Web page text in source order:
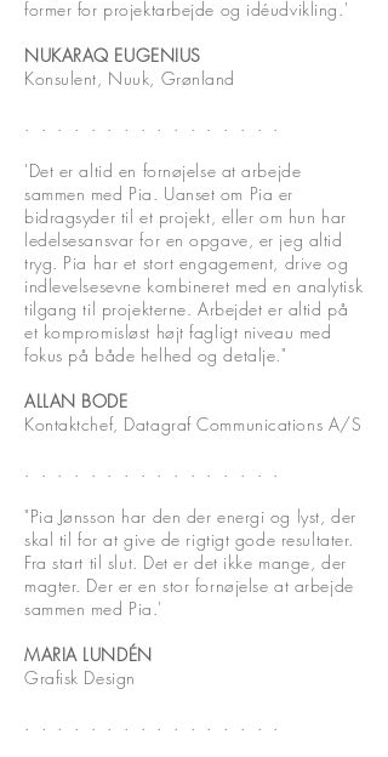
former for projektarbejde og idéudvikling.'
NUKARAQ EUGENIUS
Konsulent, Nuuk, Grønland
. . . . . . . . . . . . . . . .
'Det er altid en fornøjelse at arbejde
sammen med Pia. Uanset om Pia er
bidragsyder til et projekt, eller om hun har
ledelsesansvar for en opgave, er jeg altid
tryg. Pia har et stort engagement, drive og
indlevelsesevne kombineret med en analytisk
tilgang til projekterne. Arbejdet er altid på
et kompromisløst højt fagligt niveau med
fokus på både helhed og detalje."
ALLAN BODE
Kontaktchef, Datagraf Communications A/S
. . . . . . . . . . . . . . . .
"Pia Jønsson har den der energi og lyst, der
skal til for at give de rigtigt gode resultater.
Fra start til slut. Det er det ikke mange, der
magter. Der er en stor fornøjelse at arbejde
sammen med Pia.'
MARIA LUNDÉN
Grafisk Design
. . . . . . . . . . . . . . . .